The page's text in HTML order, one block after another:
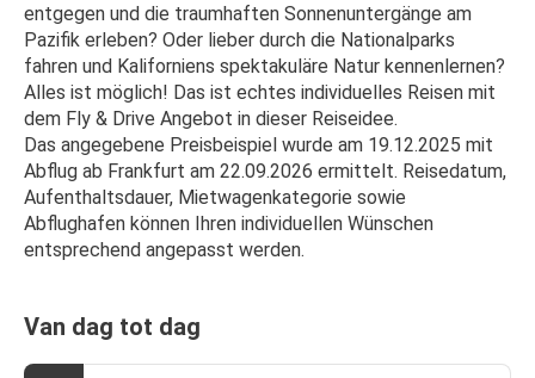
entgegen und die traumhaften Sonnenuntergänge am
Pazifik erleben? Oder lieber durch die Nationalparks
fahren und Kaliforniens spektakuläre Natur kennenlernen?
Alles ist möglich! Das ist echtes individuelles Reisen mit
dem Fly & Drive Angebot in dieser Reiseidee.
Das angegebene Preisbeispiel wurde am 19.12.2025 mit
Abflug ab Frankfurt am 22.09.2026 ermittelt. Reisedatum,
Aufenthaltsdauer, Mietwagenkategorie sowie
Abflughafen können Ihren individuellen Wünschen
entsprechend angepasst werden.
Van dag tot dag